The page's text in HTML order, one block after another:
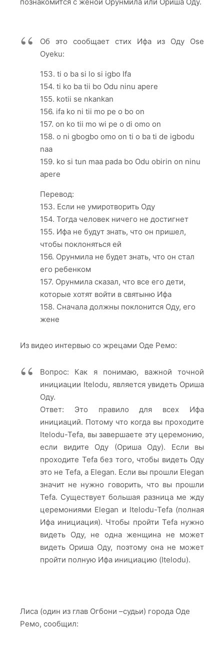
Об это сообщает стих Ифа из Оду Ose
Oyeku:
153. ti o ba si lo si igbo Ifa
154. ti ko ba tii bo Odu ninu apere
155. kotii se nkankan
156. ifa ko ni tii mo pe o bo on
157. on ko tii mo wi pe o di omo on
158. o ni gbogbo omo on ti o ba ti de igbodu
naa
159. ko si tun maa pada bo Odu obirin on ninu
apere
Перевод:
153. Если не умиротворить Оду
154. Тогда человек ничего не достигнет
155. Ифа не будут знать, что он пришел,
чтобы поклоняться ей
156. Орунмила не будет знать, что он стал
его ребенком
157. Орунмила сказал, что все его дети,
которые хотят войти в святыню Ифа
158. Сначала должны поклонится Оду, его
жене
Из видео интервью со жрецами Оде Ремо:
Вопрос: Как я понимаю, важной точной
инициации Itelodu, является увидеть Ориша
Оду.
Ответ: Это правило для всех Ифа
инициаций. Потому что когда вы проходите
Itelodu-Tefa, вы завершаете эту церемонию,
если видите Оду (Ориша Оду). Если вы
проходите Tefa без того, чтобы видеть Оду
это не Tefa, а Elegan. Если вы прошли Elegan
значит не нужно говорить, что вы прошли
Tefa. Существует большая разница ме жду
церемониями Elegan и Itelodu-Tefa (полная
Ифа инициация). Чтобы пройти Tefa нужно
видеть Оду, не одна женщина не может
видеть Ориша Оду, поэтому она не может
пройти полную Ифа инициацию (Itelodu).
Лиса (один из глав Огбони –судьи) города Оде
Ремо, сообщил: